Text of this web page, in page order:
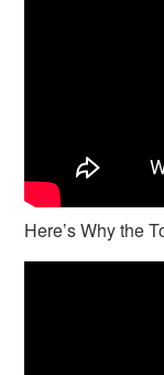
Here’s Why the